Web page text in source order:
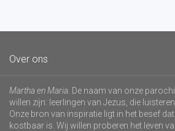
Over ons
Martha en Maria . De naam van onze
willen zijn: leerlingen van Jezus, die
Onze bron van inspiratie ligt in het besef
kostbaar is. Wij willen proberen het leven